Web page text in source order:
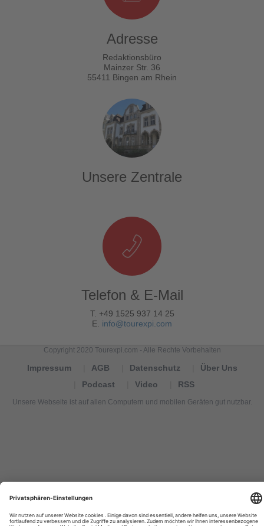
Adresse
Redaktionsbüro
Mainzer Str. 36
55411 Bingen am Rhein
Unsere Zentrale
Telefon & E-Mail
T. +49 1525 937 14 25
E. info@tourexpi.com
Copyright 2020 Tourexpi.com - Alle Rechte Vorbehalten
Impressum AGB Datenschutz
Über Uns
Podcast
Video RSS
Unsere Webseite ist auf allen Computern und mobilen Geräten gut nutzbar.
noticias
de
Tourismus